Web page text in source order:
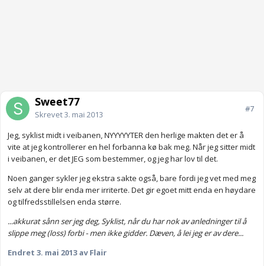
Sweet77
Skrevet3. mai 2013
#7
Jeg, syklist midt i veibanen, NYYYYYTER den herlige makten det er å
vite at jeg kontrollerer en hel forbanna kø bak meg. Når jeg sitter midt
i veibanen, er det JEG som bestemmer, og jeg har lov til det.
Noen ganger sykler jeg ekstra sakte også, bare fordi jeg vet med meg
selv at dere blir enda mer irriterte. Det gir egoet mitt enda en høydare
og tilfredsstillelsen enda større.
...akkurat sånn ser jeg deg, Syklist, når du har nok av anledninger til å
slippe meg (loss) forbi - men ikke gidder. Dæven, å lei jeg er av dere...
Endret 3. mai 2013 av Flair